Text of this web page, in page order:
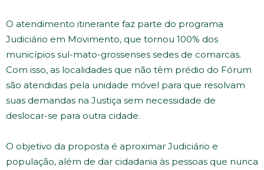
O atendimento itinerante faz parte do programa
Judiciário em Movimento, que tornou 100% dos
municípios sul-mato-grossenses sedes de comarcas.
Com isso, as localidades que não têm prédio do Fórum
são atendidas pela unidade móvel para que resolvam
suas demandas na Justiça sem necessidade de
deslocar-se para outra cidade.
O objetivo da proposta é aproximar Judiciário e
população, além de dar cidadania às pessoas que nunca